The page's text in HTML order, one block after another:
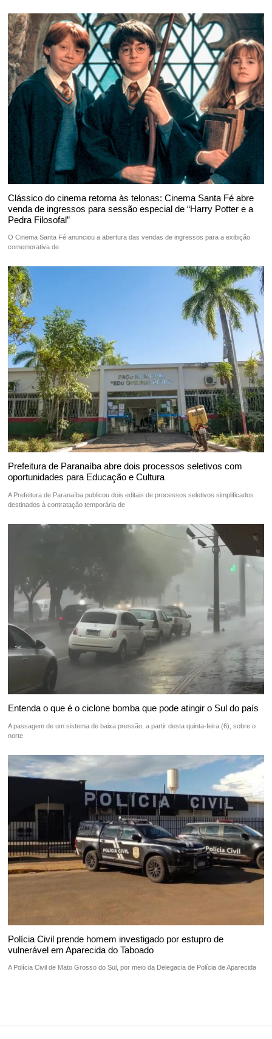
Clássico do cinema retorna às telonas: Cinema Santa Fé abre
venda de ingressos para sessão especial de “Harry Potter e a
Pedra Filosofal”
O Cinema Santa Fé anunciou a abertura das vendas de ingressos para a exibição
comemorativa de
Prefeitura de Paranaíba abre dois processos seletivos com
oportunidades para Educação e Cultura
A Prefeitura de Paranaíba publicou dois editais de processos seletivos simplificados
destinados à contratação temporária de
Entenda o que é o ciclone bomba que pode atingir o Sul do país
A passagem de um sistema de baixa pressão, a partir desta quinta-feira (6), sobre o
norte
Polícia Civil prende homem investigado por estupro de
vulnerável em Aparecida do Taboado
A Polícia Civil de Mato Grosso do Sul, por meio da Delegacia de Polícia de Aparecida